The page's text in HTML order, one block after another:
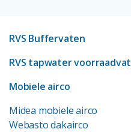
RVS Buffervaten
RVS tapwater voorraadvat
Mobiele airco
Midea mobiele airco
Webasto dakairco